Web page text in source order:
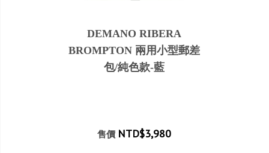
DEMANO RIBERA
BROMPTON 兩用小型郵差
包/純色款-藍
售價 NTD$3,980